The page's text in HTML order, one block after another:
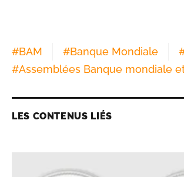
#BAM #Banque Mondiale
#Assemblées Banque mondiale
LES CONTENUS LIÉS